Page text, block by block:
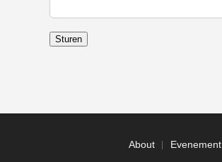
Sturen
About Evenement